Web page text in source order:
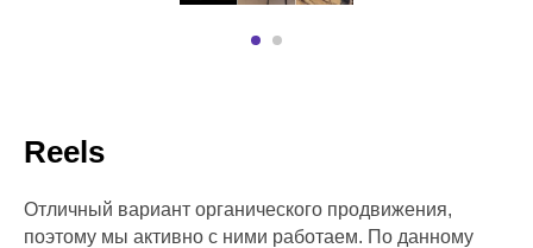
Reels
Отличный вариант органического продвижения,
поэтому мы активно с ними работаем. По данному